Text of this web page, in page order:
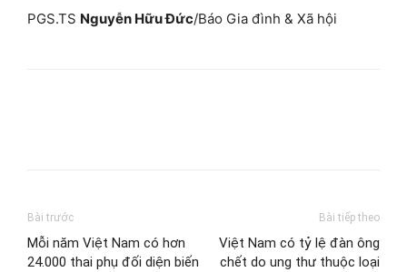
PGS.TS Nguyễn Hữu Đức/Báo Gia đình & Xã hội
Bài trước
Mỗi năm Việt Nam có hơn
24.000 thai phụ đối diện biến
Bài tiếp theo
Việt Nam có tỷ lệ đàn ông
chết do ung thư thuộc loại